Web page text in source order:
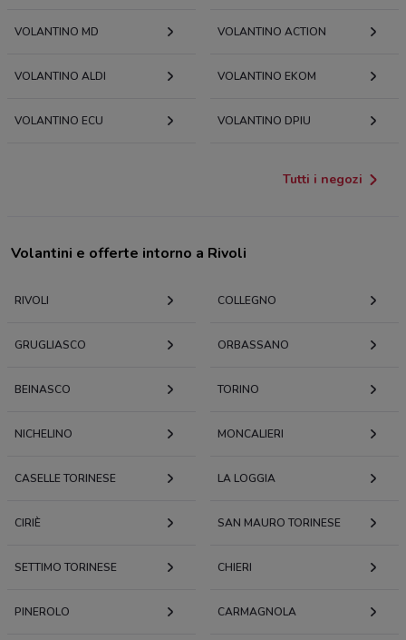
VOLANTINO MD VOLANTINO ACTION
VOLANTINO ALDI VOLANTINO EKOM
VOLANTINO ECU VOLANTINO DPIU
Tutti i negozi
Volantini e offerte intorno a Rivoli
RIVOLI COLLEGNO
GRUGLIASCO ORBASSANO
BEINASCO TORINO
NICHELINO MONCALIERI
CASELLE TORINESE LA LOGGIA
CIRIÈ SAN MAURO TORINESE
SETTIMO TORINESE CHIERI
PINEROLO CARMAGNOLA